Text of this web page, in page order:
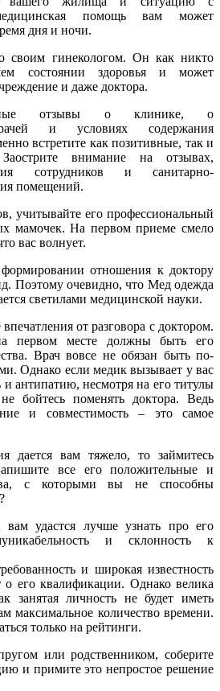
помощь вам может
дня и ночи.
своим гинекологом. Он как никто
состоянии здоровья и может
и даже доктора.
отзывы о клинике, о
и условиях содержания
встретите как позитивные, так и
внимание на отзывах,
сотрудников и санитарно-
помещений.
учитывайте его профессиональный
мамочек. На первом приеме смело
вас волнует.
отношения к доктору
Поэтому очевидно, что Мед одежда
светилами медицинской науки.
от разговора с доктором.
первом месте должны быть его
Врач вовсе не обязан быть по-
Однако если медик вызывает у вас
антипатию, несмотря на его титулы
бойтесь поменять доктора. Ведь
и совместимость – это самое
дается вам тяжело, то займитесь
все его положительные и
с которыми вы не способны
вам удастся лучше узнать про его
и склонность к
и широкая известность
о его квалификации. Однако велика
занятая личность не будет иметь
максимальное количество времени.
только на рейтинги.
или родственником, соберите
и примите это непростое решение